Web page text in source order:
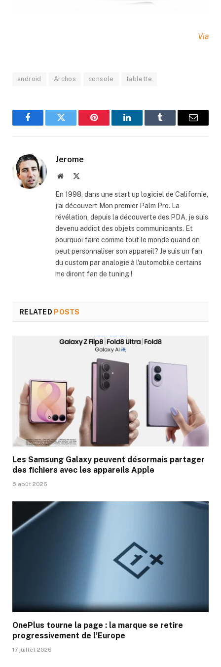
Via
android Archos console tablette
FacebookTwitter Pinterest LinkedInTumblr Email
Jerome
Website
En 1998, dans une start up logiciel de Californie,
j'ai découvert Mon premier Palm Pro. La
révélation, depuis la découverte des PDA, je suis
devenu addict des objets communicants. Et
pourquoi faire comme tout le monde quand on
peut personnaliser son appareil? Je suis un fan
du custom par analogie à l'automobile certains
me diront fan de tuning !
RELATED POSTS
Les Samsung Galaxy peuvent désormais partager
des fichiers avec les appareils Apple
5 août 2026
OnePlus tourne la page : la marque se retire
progressivement de l’Europe
17 juillet 2026